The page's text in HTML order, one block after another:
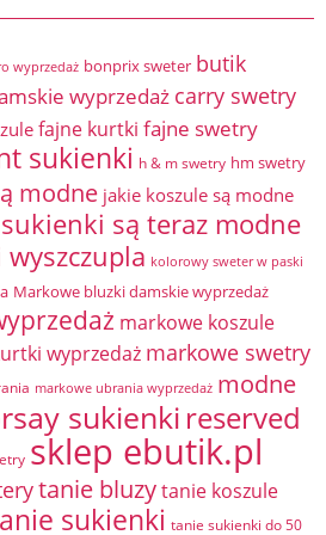
wyprzedaż bonprix sweter butik
wyprzedaż carry swetry
fajne kurtki fajne swetry
sukienki h & m swetry hm swetry
modne jakie koszule są modne
są teraz modne
kolorowy sweter w paski
Markowe bluzki damskie wyprzedaż
markowe koszule
wyprzedaż markowe swetry
markowe ubrania wyprzedaż modne
sukienki reserved
sklep ebutik.pl
tanie bluzytanie koszule
sukienki tanie sukienki do 50